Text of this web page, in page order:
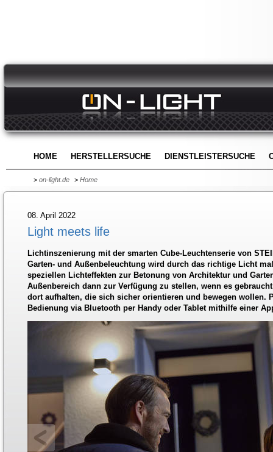
HOME HERSTELLERSUCHE DIENSTLEISTERSUCHE
> on-light.de > Home
08. April 2022
Light meets life
Lichtinszenierung mit der smarten Cube-Leuchtenserie von
Garten- und Außenbeleuchtung wird durch das richtige Licht
speziellen Lichteffekten zur Betonung von Architektur und
Außenbereich dann zur Verfügung zu stellen, wenn es
dort aufhalten, die sich sicher orientieren und bewegen wollen.
Bedienung via Bluetooth per Handy oder Tablet mithilfe einer